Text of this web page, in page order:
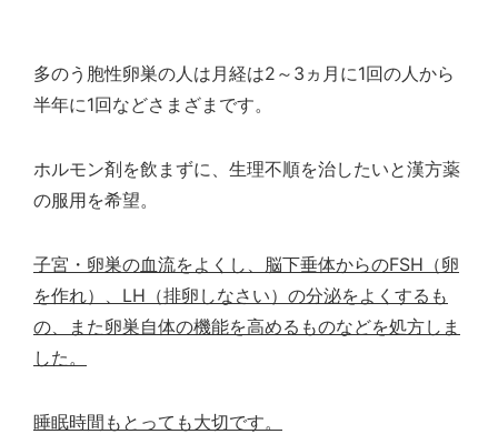
多のう胞性卵巣の人は月経は2 ～ 3 ヵ月に1回の人から
半年に1回などさまざまです。
ホルモン剤を飲まずに、生理不順を治したいと漢方薬
の服用を希望。
子宮・卵巣の血流をよくし、脳下垂体からのFSH （卵
を作れ）、 LH （排卵しなさい）の分泌をよくするも
の、また卵巣自体の機能を高めるものなどを処方しま
した。
睡眠時間もとっても大切です。